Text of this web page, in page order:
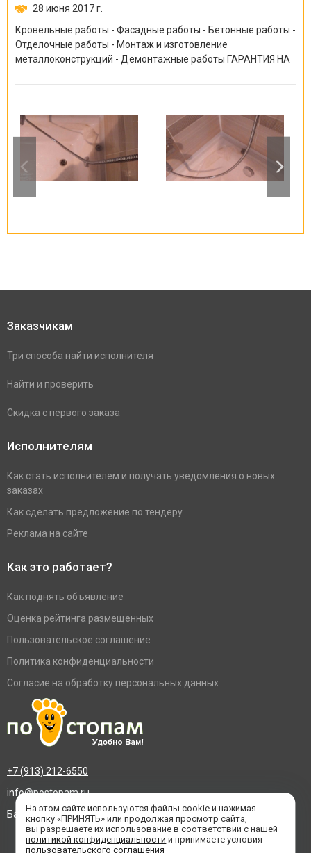
28 июня 2017 г.
Кровельные работы - Фасадные работы - Бетонные работы -
Отделочные работы - Монтаж и изготовление
металлоконструкций - Демонтажные работы ГАРАНТИЯ НА
Заказчикам
Три способа найти исполнителя
Найти и проверить
Скидка с первого заказа
Исполнителям
Как стать исполнителем и получать уведомления о новых
заказах
Как сделать предложение по тендеру
Реклама на сайте
Как это работает?
Как поднять объявление
Оценка рейтинга размещенных
Пользовательское соглашение
Политика конфиденциальности
Согласие на обработку персональных данных
+7 (913) 212-6550
info@postopam.ru
Барнаул, пр. Социалистический 109, оф.455
На этом сайте используются файлы cookie и нажимая
кнопку «ПРИНЯТЬ» или продолжая просмотр сайта,
вы разрешаете их использование в соответствии с нашей
политикой конфиденциальности и принимаете условия
пользовательского соглашения